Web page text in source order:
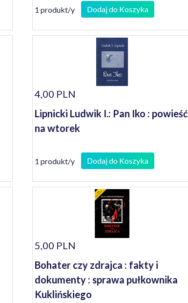
miasto Winobrania
1 produkt/y Dodaj do Koszyka
4,00 PLN
Lipnicki Ludwik I.: Pan Iko : powieść
na wtorek
1 produkt/y Dodaj do Koszyka
5,00 PLN
Bohater czy zdrajca : fakty i
dokumenty : sprawa pułkownika
Kuklińskiego